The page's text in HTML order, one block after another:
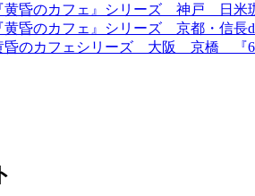
昏のカフェ』シリーズ 神戸 日米
昏のカフェ』シリーズ 京都・信長
のカフェシリーズ 大阪 京橋 『